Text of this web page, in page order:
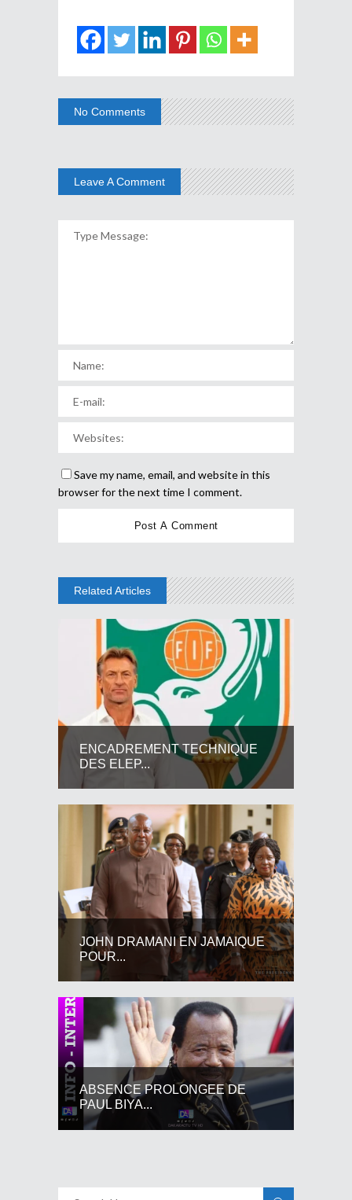
No Comments
Leave A Comment
Save my name, email, and website in this
browser for the next time I comment.
Related Articles
ENCADREMENT TECHNIQUE
DES ELEP...
JOHN DRAMANI EN JAMAIQUE
POUR...
ABSENCE PROLONGEE DE
PAUL BIYA...